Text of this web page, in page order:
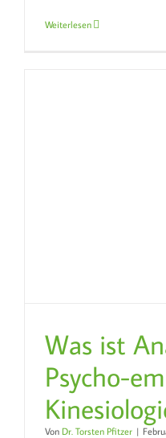
Weiterlesen
Was ist
Psycho-
Von Dr. Torsten Pfitzer |